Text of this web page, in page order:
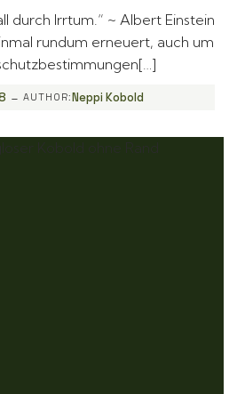
durch Irrtum.“ ~ Albert Einstein
rundum erneuert, auch um
- AUTHOR:Neppi Kobold